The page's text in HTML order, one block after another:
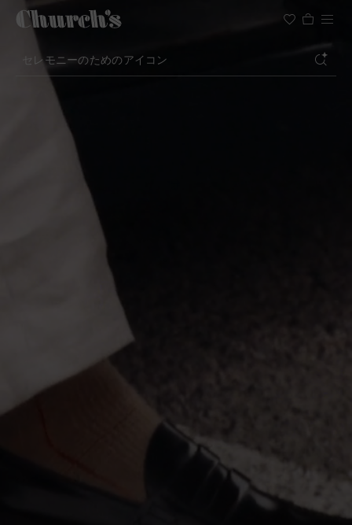
検索
軽やかなシルエットのシューズ
夏にぴったりのフェミニンなデザイン